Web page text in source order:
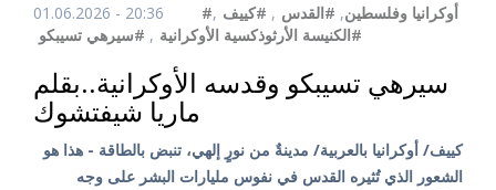
01.06.2026 - 20:36 #أوكرانيا وفلسطين, #القدس , #كييف ,
#الكنيسة الأرثوذكسية الأوكرانية , #سيرهي تسيبكو
سيرهي تسيبكو وقدسه الأوكرانية..بقلم
ماريا شيفتشوك
كييف/ أوكرانيا بالعربية/ مدينةٌ من نورٍ إلهي، تنبض بالطاقة - هذا هو
الشعور الذي تُثيره القدس في نفوس مليارات البشر على وجه